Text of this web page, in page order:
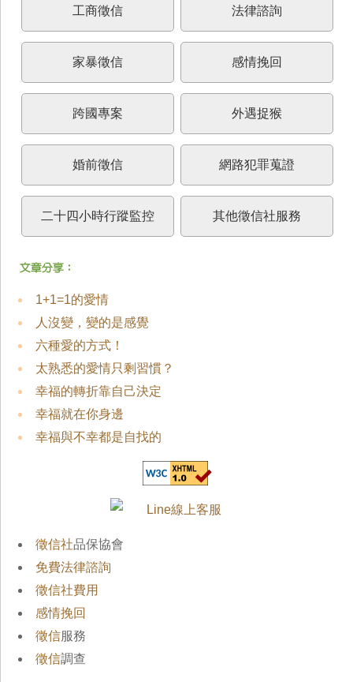
工商徵信 法律諮詢
家暴徵信 感情挽回
跨國專案 外遇捉猴
婚前徵信 網路犯罪蒐證
二十四小時行蹤監控 其他徵信社服務
1+1=1的愛情
人沒變，變的是感覺
六種愛的方式！
太熟悉的愛情只剩習慣？
幸福的轉折靠自己決定
幸福就在你身邊
幸福與不幸都是自找的
徵信社品保協會
免費法律諮詢
徵信社費用
感情挽回
徵信服務
徵信調查